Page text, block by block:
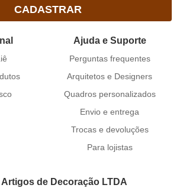
CADASTRAR
Ajuda e Suporte
Perguntas frequentes
Arquitetos e Designers
Quadros personalizados
Envio e entrega
Trocas e devoluções
Para lojistas
Artigos de Decoração LTDA